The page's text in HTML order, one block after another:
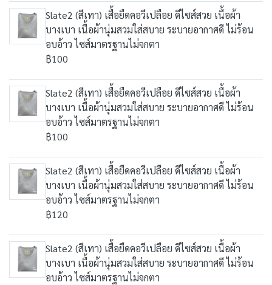
Slate2 (สีเทา) เสื้อยืดคอวีเปลือย ดีไซส์สวย เนื้อผ้า
บางเบา เนื้อผ้านุ่มสวมใส่สบาย ระบายอากาศดี ไม่ร้อน
อบอ้าว ไซส์มาตรฐานไม่จกตา
฿100
Slate2 (สีเทา) เสื้อยืดคอวีเปลือย ดีไซส์สวย เนื้อผ้า
บางเบา เนื้อผ้านุ่มสวมใส่สบาย ระบายอากาศดี ไม่ร้อน
อบอ้าว ไซส์มาตรฐานไม่จกตา
฿100
Slate2 (สีเทา) เสื้อยืดคอวีเปลือย ดีไซส์สวย เนื้อผ้า
บางเบา เนื้อผ้านุ่มสวมใส่สบาย ระบายอากาศดี ไม่ร้อน
อบอ้าว ไซส์มาตรฐานไม่จกตา
฿120
Slate2 (สีเทา) เสื้อยืดคอวีเปลือย ดีไซส์สวย เนื้อผ้า
บางเบา เนื้อผ้านุ่มสวมใส่สบาย ระบายอากาศดี ไม่ร้อน
อบอ้าว ไซส์มาตรฐานไม่จกตา